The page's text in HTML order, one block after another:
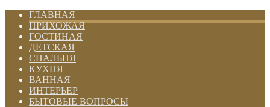
ГЛАВНАЯ
ПРИХОЖАЯ
ГОСТИНАЯ
ДЕТСКАЯ
СПАЛЬНЯ
КУХНЯ
ВАННАЯ
ИНТЕРЬЕР
БЫТОВЫЕ ВОПРОСЫ